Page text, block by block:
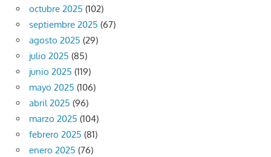
octubre 2025 (102)
septiembre 2025 (67)
agosto 2025 (29)
julio 2025 (85)
junio 2025 (119)
mayo 2025 (106)
abril 2025 (96)
marzo 2025 (104)
febrero 2025 (81)
enero 2025 (76)